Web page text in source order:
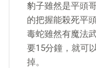
豹子雖然是平頭
的把握能殺死平
毒蛇雖然有魔法
要15分鐘，就可
掉。